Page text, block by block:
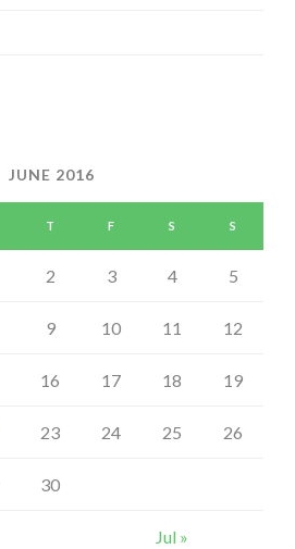
JUNE 2016
T F S S
Jul »
2 3 4 5
9 10 11 12
16 17 18 19
23 24 25 26
30